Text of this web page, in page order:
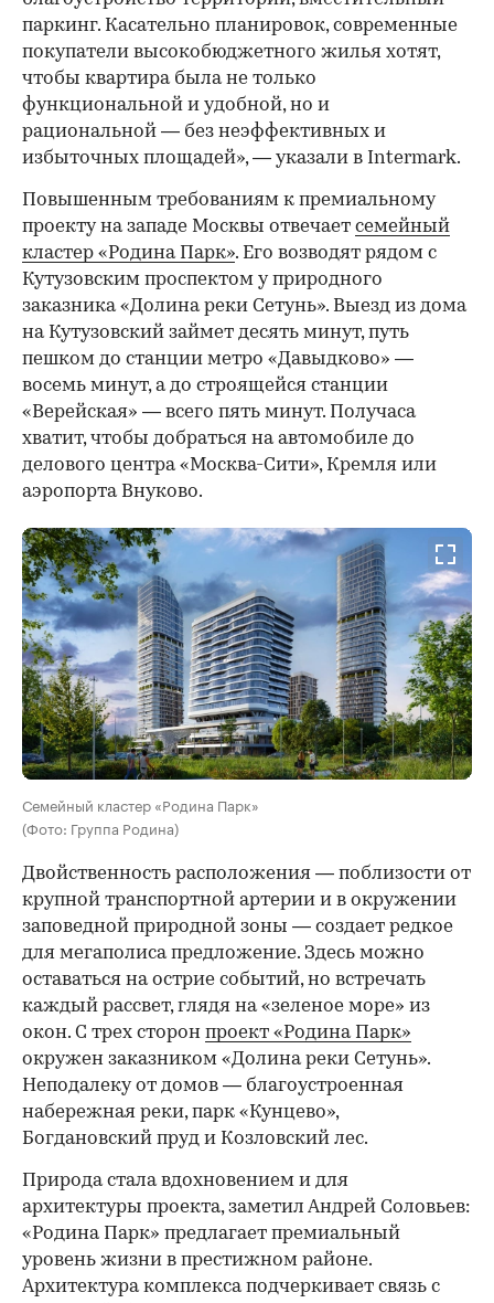
паркинг. Касательно планировок, современные
покупатели высокобюджетного жилья хотят,
чтобы квартира была не только
функциональной и удобной, но и
рациональной — без неэффективных и
избыточных площадей», — указали в Intermark.
Повышенным требованиям к премиальному
проекту на западе Москвы отвечает семейный
кластер «Родина Парк». Его возводят рядом с
Кутузовским проспектом у природного
заказника «Долина реки Сетунь». Выезд из дома
на Кутузовский займет десять минут, путь
пешком до станции метро «Давыдково» —
восемь минут, а до строящейся станции
«Верейская» — всего пять минут. Получаса
хватит, чтобы добраться на автомобиле до
делового центра «Москва-Сити», Кремля или
аэропорта Внуково.
Семейный кластер «Родина Парк»
(Фото: Группа Родина)
Двойственность расположения — поблизости от
крупной транспортной артерии и в окружении
заповедной природной зоны — создает редкое
для мегаполиса предложение. Здесь можно
оставаться на острие событий, но встречать
каждый рассвет, глядя на «зеленое море» из
окон. С трех сторон проект «Родина Парк»
окружен заказником «Долина реки Сетунь».
Неподалеку от домов — благоустроенная
набережная реки, парк «Кунцево»,
Богдановский пруд и Козловский лес.
Природа стала вдохновением и для
архитектуры проекта, заметил Андрей Соловьев:
«Родина Парк» предлагает премиальный
уровень жизни в престижном районе.
Архитектура комплекса подчеркивает связь с